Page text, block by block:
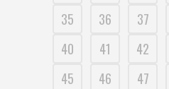
35
36 37
40
41 42
45
46 47